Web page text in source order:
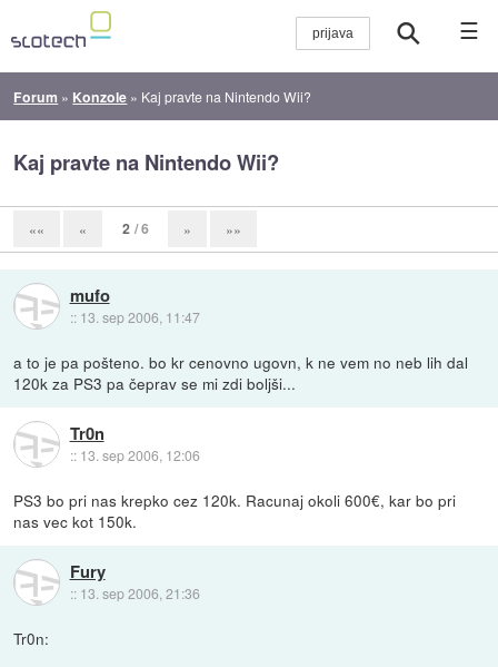
☰
Forum » Konzole » Kaj pravte na Nintendo Wii?
Kaj pravte na Nintendo Wii?
«« « 2 / 6 » »»
mufo
:: 13. sep 2006, 11:47
a to je pa pošteno. bo kr cenovno ugovn, k ne vem no neb lih dal
120k za PS3 pa čeprav se mi zdi boljši...
Tr0n
:: 13. sep 2006, 12:06
PS3 bo pri nas krepko cez 120k. Racunaj okoli 600€, kar bo pri
nas vec kot 150k.
Fury
:: 13. sep 2006, 21:36
Tr0n: